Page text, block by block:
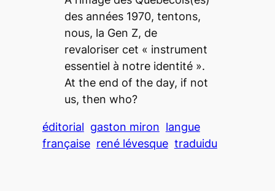
des années 1970, tentons,
nous, la Gen Z, de
revaloriser cet « instrument
essentiel à notre identité ».
At the end of the day, if not
us, then who?
éditorial gaston miron langue
française rené lévesque traduidu